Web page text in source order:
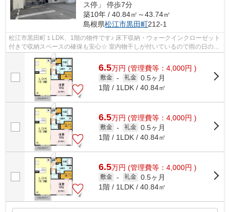
ス停」 停歩7分
築10年 / 40.84㎡～43.74㎡
島根県松江市黒田町212-1
松江市黒田町１LDK、1階の物件です♪ 床下収納・ウォークインクローゼット
付きで収納スペースの確保も安心☆ 室内物干しが付いているので雨の日の洗
濯も困りません♪
6.5万円 (管理費等：4,000円 )
敷金 - 礼金 0.5ヶ月
1階 / 1LDK / 40.84㎡
6.5万円 (管理費等：4,000円 )
敷金 - 礼金 0.5ヶ月
1階 / 1LDK / 40.84㎡
6.5万円 (管理費等：4,000円 )
敷金 - 礼金 0.5ヶ月
1階 / 1LDK / 40.84㎡